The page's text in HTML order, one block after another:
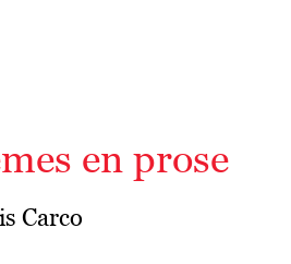
en prose
Carco